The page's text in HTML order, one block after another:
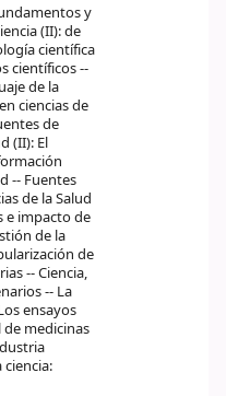
y
(II): de
científica
científicos --
de la
ciencias de
de
(II): El
-- Fuentes
de la Salud
e impacto de
de la
de
-- Ciencia,
-- La
ensayos
medicinas
ciencia: